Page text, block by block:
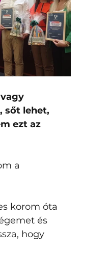
sőt lehet,
ezt az
a
korom óta
és
hogy